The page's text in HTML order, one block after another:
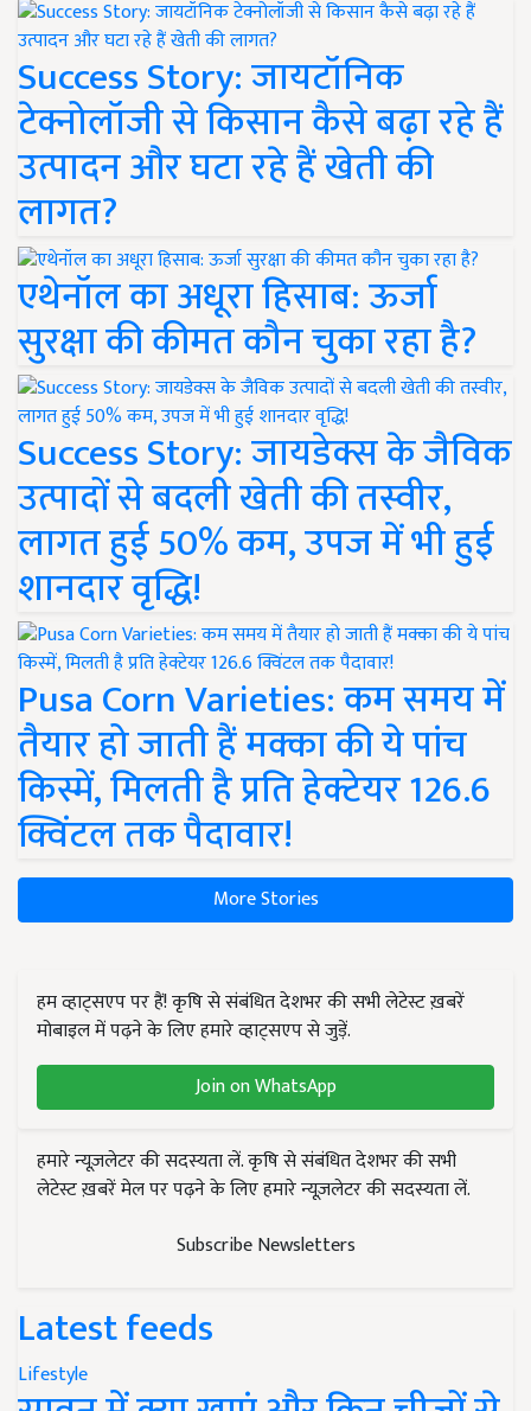
Success Story: जायटॉनिक
टेक्नोलॉजी से किसान कैसे बढ़ा रहे हैं
उत्पादन और घटा रहे हैं खेती की
लागत?
एथेनॉल का अधूरा हिसाब: ऊर्जा
सुरक्षा की कीमत कौन चुका रहा है?
Success Story: जायडेक्स के जैविक
उत्पादों से बदली खेती की तस्वीर,
लागत हुई 50% कम, उपज में भी हुई
शानदार वृद्धि!
Pusa Corn Varieties: कम समय में
तैयार हो जाती हैं मक्का की ये पांच
किस्में, मिलती है प्रति हेक्टेयर 126.6
क्विंटल तक पैदावार!
More Stories
हम व्हाट्सएप पर हैं! कृषि से संबंधित देशभर की सभी लेटेस्ट ख़बरें
मोबाइल में पढ़ने के लिए हमारे व्हाट्सएप से जुड़ें.
Join on WhatsApp
हमारे न्यूज़लेटर की सदस्यता लें. कृषि से संबंधित देशभर की सभी
लेटेस्ट ख़बरें मेल पर पढ़ने के लिए हमारे न्यूज़लेटर की सदस्यता लें.
Subscribe Newsletters
Latest feeds
Lifestyle